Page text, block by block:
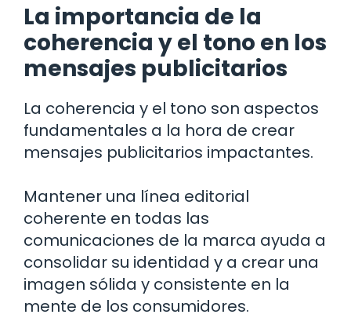
La importancia de la
coherencia y el tono en los
mensajes publicitarios
La coherencia y el tono son aspectos
fundamentales a la hora de crear
mensajes publicitarios impactantes.
Mantener una línea editorial
coherente en todas las
comunicaciones de la marca ayuda a
consolidar su identidad y a crear una
imagen sólida y consistente en la
mente de los consumidores.